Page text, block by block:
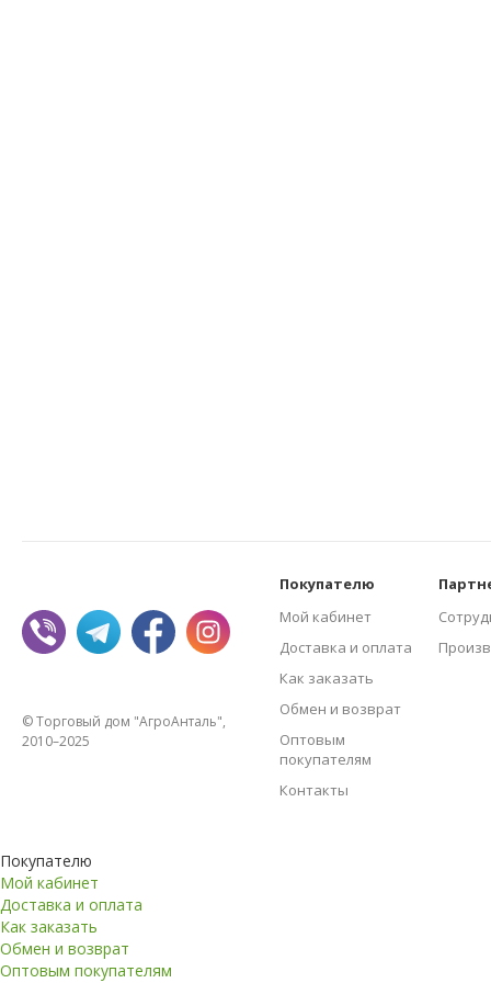
© Торговый дом "АгроАнталь",
2010–2025
Покупателю
Мой кабинет
Доставка и оплата
Как заказать
Обмен и возврат
Оптовым
покупателям
Контакты
Покупателю
Мой кабинет
Доставка и оплата
Как заказать
Обмен и возврат
Оптовым покупателям